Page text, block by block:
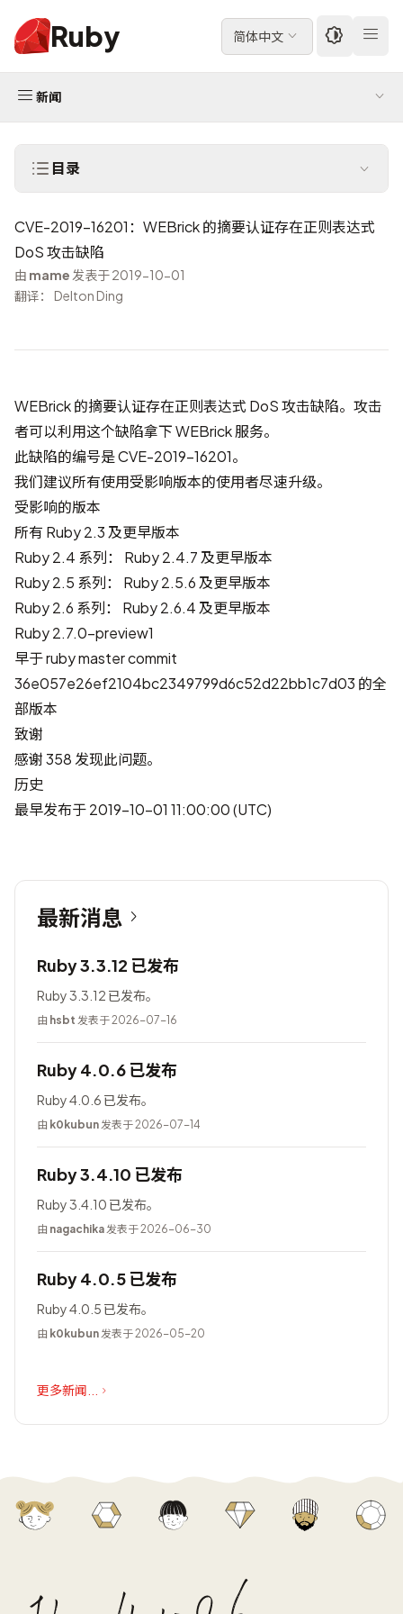
Ruby 简体中文
新闻
目录
CVE-2019-16201：WEBrick 的摘要认证存在正则表达式
DoS 攻击缺陷
由 mame 发表于 2019-10-01
翻译： Delton Ding
WEBrick 的摘要认证存在正则表达式 DoS 攻击缺陷。攻击
者可以利用这个缺陷拿下 WEBrick 服务。
此缺陷的编号是CVE-2019-16201。
我们建议所有使用受影响版本的使用者尽速升级。
受影响的版本
所有 Ruby 2.3 及更早版本
Ruby 2.4 系列： Ruby 2.4.7 及更早版本
Ruby 2.5 系列： Ruby 2.5.6 及更早版本
Ruby 2.6 系列： Ruby 2.6.4 及更早版本
Ruby 2.7.0-preview1
早于 ruby master commit
36e057e26ef2104bc2349799d6c52d22bb1c7d03 的全
部版本
致谢
感谢358 发现此问题。
历史
最早发布于 2019-10-01 11:00:00 (UTC)
最新消息
Ruby 3.3.12 已发布
Ruby 3.3.12 已发布。
由 hsbt 发表于 2026-07-16
Ruby 4.0.6 已发布
Ruby 4.0.6 已发布。
由 k0kubun发表于 2026-07-14
Ruby 3.4.10 已发布
Ruby 3.4.10 已发布。
由 nagachika发表于 2026-06-30
Ruby 4.0.5 已发布
Ruby 4.0.5 已发布。
由 k0kubun发表于 2026-05-20
更多新闻...